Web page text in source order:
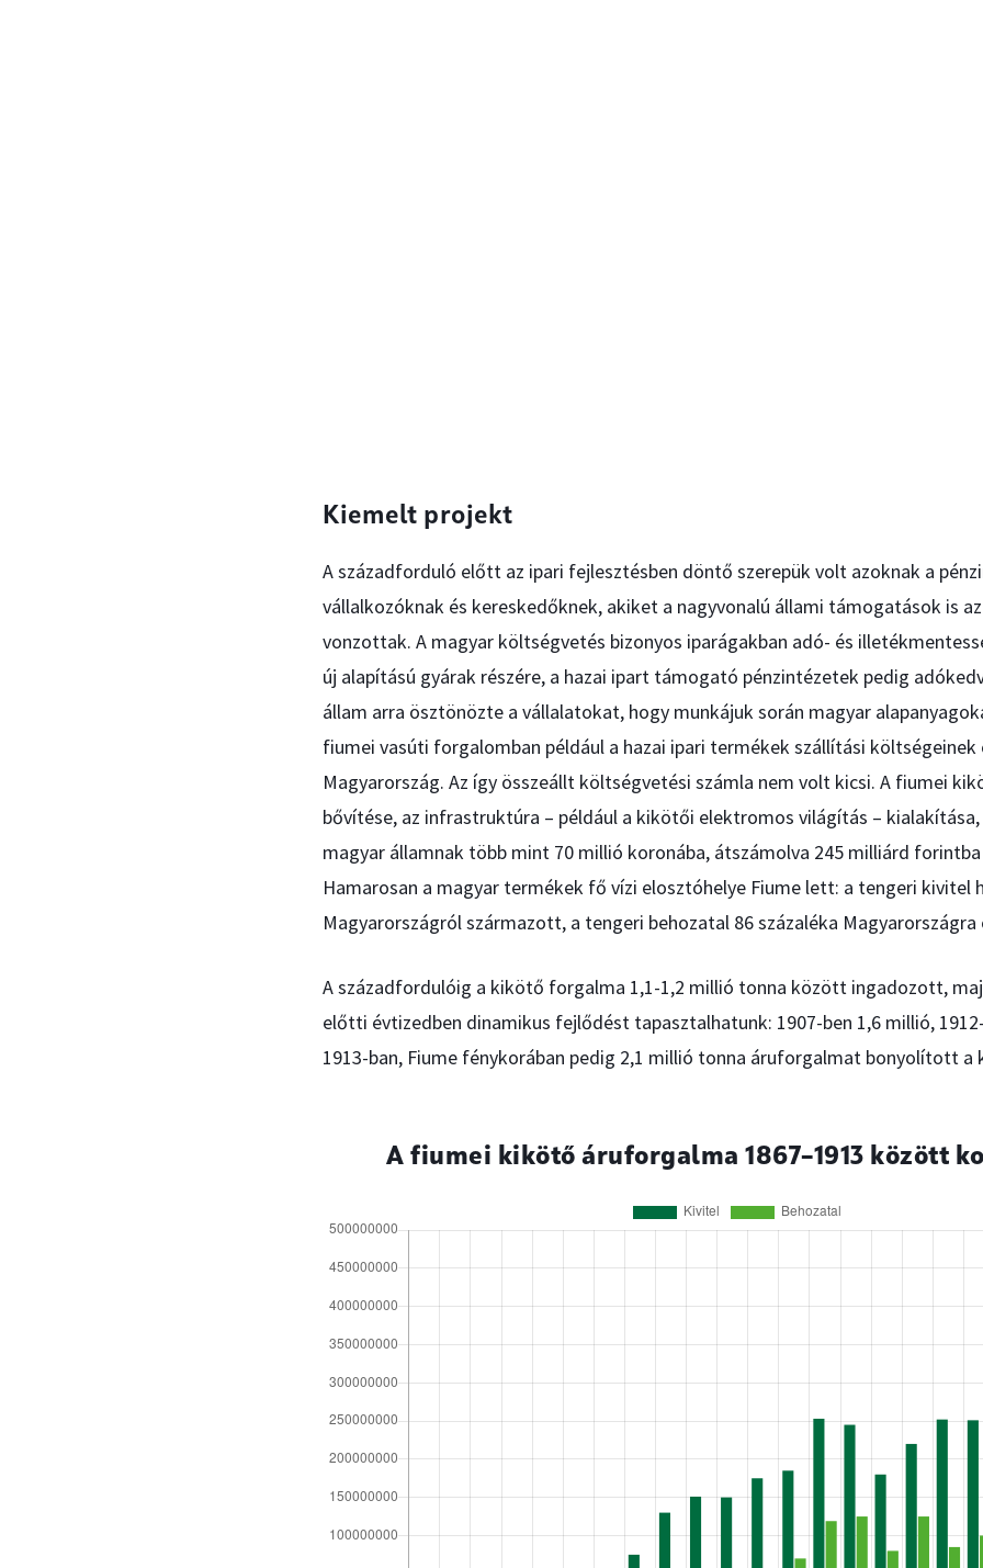
Kiemelt projekt
A századforduló előtt az ipari fejlesztésben döntő szerepük volt azoknak a
vállalkozóknak és kereskedőknek, akiket a nagyvonalú állami támogatások is
vonzottak. A magyar költségvetés bizonyos iparágakban adó- és
új alapítású gyárak részére, a hazai ipart támogató pénzintézetek pedig
állam arra ösztönözte a vállalatokat, hogy munkájuk során magyar
fiumei vasúti forgalomban például a hazai ipari termékek szállítási
Magyarország. Az így összeállt költségvetési számla nem volt kicsi. A fiumei
bővítése, az infrastruktúra – például a kikötői elektromos világítás –
magyar államnak több mint 70 millió koronába, átszámolva 245 milliárd
Hamarosan a magyar termékek fő vízi elosztóhelye Fiume lett: a tengeri kivitel
Magyarországról származott, a tengeri behozatal 86 százaléka
A századfordulóig a kikötő forgalma 1,1-1,2 millió tonna között ingadozott,
előtti évtizedben dinamikus fejlődést tapasztalhatunk: 1907-ben 1,6 millió,
1913-ban, Fiume fénykorában pedig 2,1 millió tonna áruforgalmat bonyolított a
A fiumei kikötő áruforgalma 1867–1913 között